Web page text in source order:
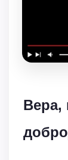
Вера,